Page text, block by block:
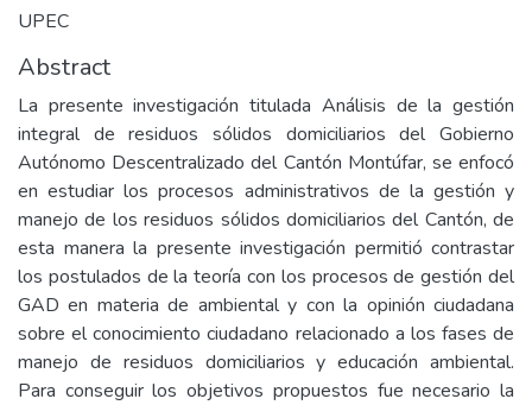
UPEC
Abstract
La presente investigación titulada Análisis de la gestión
integral de residuos sólidos domiciliarios del Gobierno
Autónomo Descentralizado del Cantón Montúfar, se enfocó
en estudiar los procesos administrativos de la gestión y
manejo de los residuos sólidos domiciliarios del Cantón, de
esta manera la presente investigación permitió contrastar
los postulados de la teoría con los procesos de gestión del
GAD en materia de ambiental y con la opinión ciudadana
sobre el conocimiento ciudadano relacionado a los fases de
manejo de residuos domiciliarios y educación ambiental.
Para conseguir los objetivos propuestos fue necesario la